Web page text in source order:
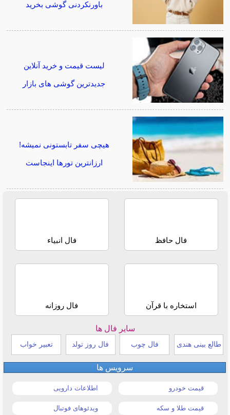
باورنکردنی گوشی بخرید
لیست قیمت و خرید آنلاین
جدیدترین گوشی های بازار
هیچی سفر تابستونی نمیشه!
ارزانترین تورها اینجاست
فال حافظ فال انبیاء
استخاره با قرآن فال روزانه
سایر فال ها
طالع بینی هندی فال چوب فال روز تولد تعبیر خواب
سرویس ها
قیمت خودرو اطلاعات دارویی
قیمت طلا و سکه ویدئوهای فوتبال